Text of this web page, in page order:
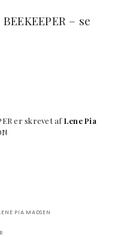
– se
er skrevet afLene Pia
PIA MADSEN